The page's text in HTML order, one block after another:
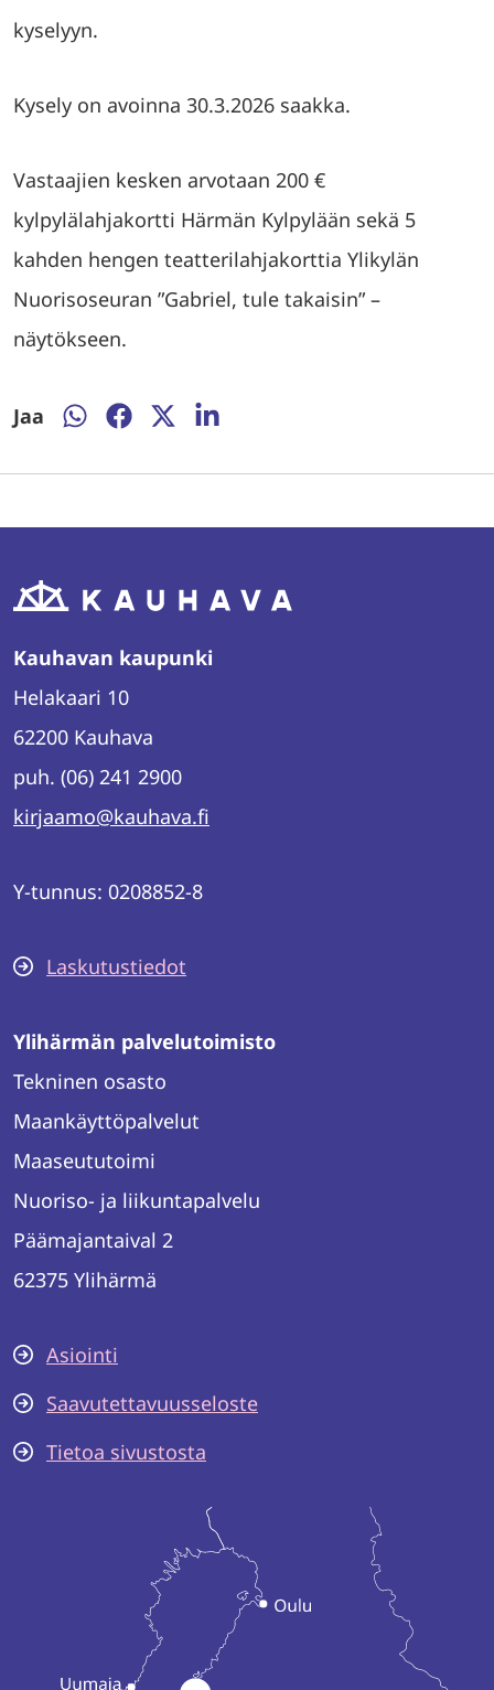
kyselyyn.
Kysely on avoinna 30.3.2026 saakka.
Vastaajien kesken arvotaan 200 €
kylpylälahjakortti Härmän Kylpylään sekä 5
kahden hengen teatterilahjakorttia Ylikylän
Nuorisoseuran ”Gabriel, tule takaisin” –
näytökseen.
Jaa
Jaa
Jaa
Jaa
Jaa
Kauhavan kaupunki
Helakaari 10
62200 Kauhava
puh. (06) 241 2900
kirjaamo@kauhava.fi
Y-tunnus: 0208852-8
Laskutustiedot
Ylihärmän palvelutoimisto
Tekninen osasto
Maankäyttöpalvelut
Maaseututoimi
Nuoriso- ja liikuntapalvelu
Päämajantaival 2
62375 Ylihärmä
Asiointi
Saavutettavuusseloste
Tietoa sivustosta